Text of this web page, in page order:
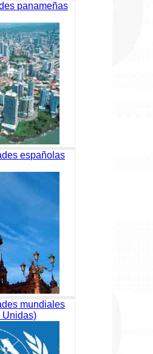
panameñas
españolas
mundiales
Unidas)